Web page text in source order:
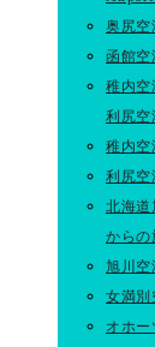
奥尻空
函館空
稚内空
利尻空
稚内空
利尻空
北海道
からの
旭川空
女満別
オホ